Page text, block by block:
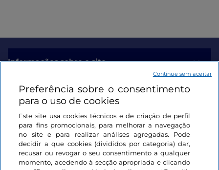
Informações sobre o site
Ligações úteis
Iniciar sessão
Mantenha-se em contacto
Preferência sobre o consentimento
para o uso de cookies
Este site usa cookies técnicos e de criação de perfil
para fins promocionais, para melhorar a navegação
no site e para realizar análises agregadas. Pode
decidir a que cookies (divididos por categoria) dar,
recusar ou revogar o seu consentimento a qualquer
momento, acedendo à secção apropriada e clicando
Continue sem aceitar